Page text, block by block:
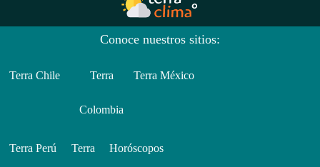
Conoce nuestros sitios:
Terra Chile Terra
Colombia
Terra México
Terra Perú Terra Horóscopos